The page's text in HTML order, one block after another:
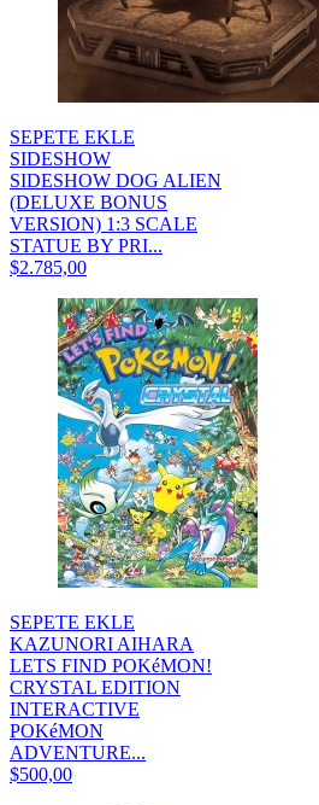
SEPETE EKLE
SIDESHOW
SIDESHOW DOG ALIEN
(DELUXE BONUS
VERSION) 1:3 SCALE
STATUE BY PRI...
$2.785,00
SEPETE EKLE
KAZUNORI AIHARA
LETS FIND POKéMON!
CRYSTAL EDITION
INTERACTIVE
POKéMON
ADVENTURE...
$500,00